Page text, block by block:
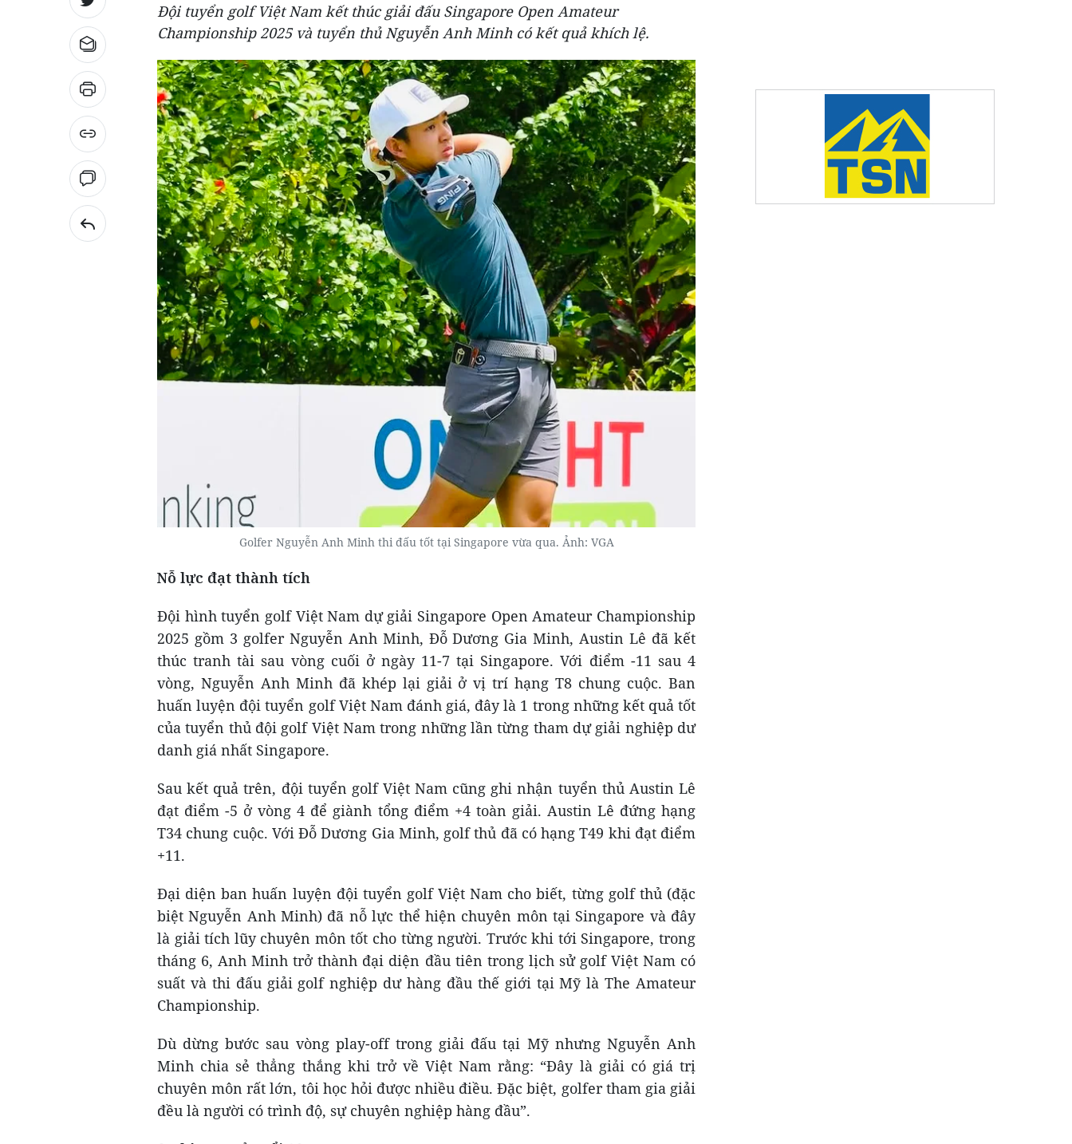
Đội tuyển golf Việt Nam kết thúc giải đấu Singapore Open Amateur
Championship 2025 và tuyển thủ Nguyễn Anh Minh có kết quả khích lệ.
Golfer Nguyễn Anh Minh thi đấu tốt tại Singapore vừa qua. Ảnh: VGA
Nỗ lực đạt thành tích
Đội hình tuyển golf Việt Nam dự giải Singapore Open Amateur Championship
2025 gồm 3 golfer Nguyễn Anh Minh, Đỗ Dương Gia Minh, Austin Lê đã kết
thúc tranh tài sau vòng cuối ở ngày 11-7 tại Singapore. Với điểm -11 sau 4
vòng, Nguyễn Anh Minh đã khép lại giải ở vị trí hạng T8 chung cuộc. Ban
huấn luyện đội tuyển golf Việt Nam đánh giá, đây là 1 trong những kết quả tốt
của tuyển thủ đội golf Việt Nam trong những lần từng tham dự giải nghiệp dư
danh giá nhất Singapore.
Sau kết quả trên, đội tuyển golf Việt Nam cũng ghi nhận tuyển thủ Austin Lê
đạt điểm -5 ở vòng 4 để giành tổng điểm +4 toàn giải. Austin Lê đứng hạng
T34 chung cuộc. Với Đỗ Dương Gia Minh, golf thủ đã có hạng T49 khi đạt điểm
+11.
Đại diện ban huấn luyện đội tuyển golf Việt Nam cho biết, từng golf thủ (đặc
biệt Nguyễn Anh Minh) đã nỗ lực thể hiện chuyên môn tại Singapore và đây
là giải tích lũy chuyên môn tốt cho từng người. Trước khi tới Singapore, trong
tháng 6, Anh Minh trở thành đại diện đầu tiên trong lịch sử golf Việt Nam có
suất và thi đấu giải golf nghiệp dư hàng đầu thế giới tại Mỹ là The Amateur
Championship.
Dù dừng bước sau vòng play-off trong giải đấu tại Mỹ nhưng Nguyễn Anh
Minh chia sẻ thẳng thắng khi trở về Việt Nam rằng: “Đây là giải có giá trị
chuyên môn rất lớn, tôi học hỏi được nhiều điều. Đặc biệt, golfer tham gia giải
đều là người có trình độ, sự chuyên nghiệp hàng đầu”.